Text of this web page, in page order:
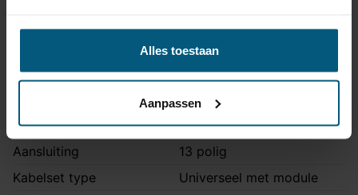
Alles toestaan
Aanpassen
Montage handleiding
Artikelnummer
Unikit 13/8
Aansluiting
13 polig
Kabelset type
Universeel met module